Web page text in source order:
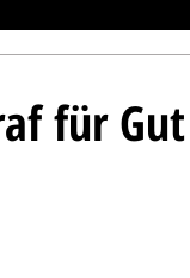
Trauung Brandenburg
für